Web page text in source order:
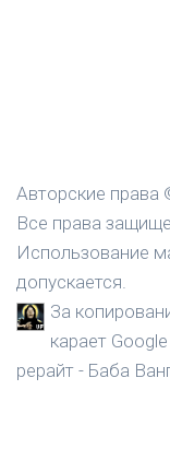
Авторские
Все права
Использование
допускается.
За
карает
рерайт - Баба